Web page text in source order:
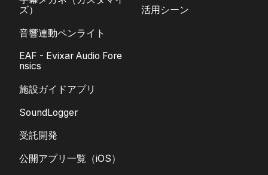
ズ）
音響連動ペンライト
EAF - Evixar Audio Fore
nsics
施設ガイドアプリ
SoundLogger
受託開発
公開アプリ一覧（iOS）
活用シーン